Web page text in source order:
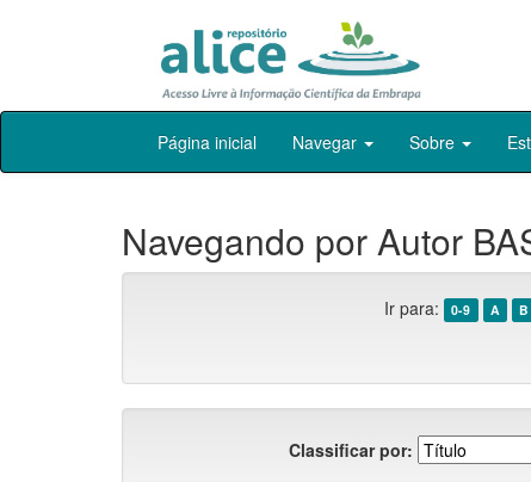
Skip
Página inicial Navegar Sobre
Navegando por Autor
Ir para: 0-9 A B
Classificar por: